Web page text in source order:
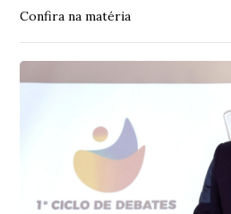
Confira na matéria